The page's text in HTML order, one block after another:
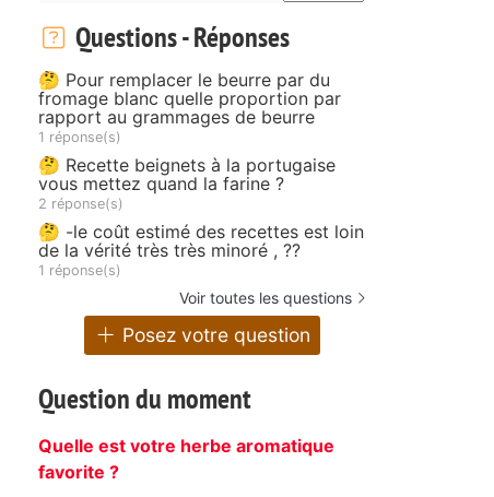
Questions - Réponses
🤔 Pour remplacer le beurre par du
fromage blanc quelle proportion par
rapport au grammages de beurre
1 réponse(s)
🤔 Recette beignets à la portugaise
vous mettez quand la farine ?
2 réponse(s)
🤔 -le coût estimé des recettes est loin
de la vérité très très minoré , ??
1 réponse(s)
Voir toutes les questions
Posez votre question
Question du moment
Quelle est votre herbe aromatique
favorite ?